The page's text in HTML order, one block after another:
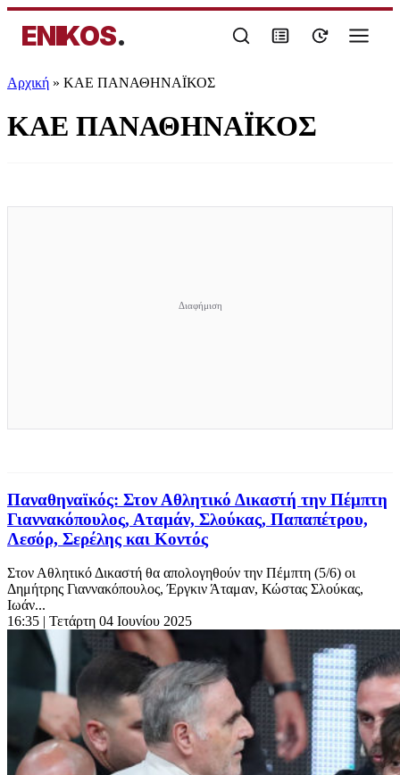
ENIKOS.
Αρχική » ΚΑΕ ΠΑΝΑΘΗΝΑΪΚΟΣ
ΚΑΕ ΠΑΝΑΘΗΝΑΪΚΟΣ
Παναθηναϊκός: Στον Αθλητικό Δικαστή την Πέμπτη
Γιαννακόπουλος, Αταμάν, Σλούκας, Παπαπέτρου,
Λεσόρ, Σερέλης και Κοντός
Στον Αθλητικό Δικαστή θα απολογηθούν την Πέμπτη (5/6) οι
Δημήτρης Γιαννακόπουλος, Έργκιν Άταμαν, Κώστας Σλούκας,
Ιωάν...
16:35 | Τετάρτη 04 Ιουνίου 2025